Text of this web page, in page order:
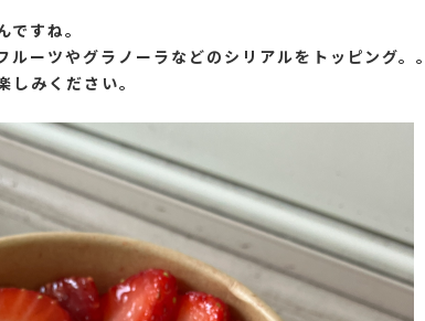
すね。
ーツやグラノーラなどのシリアルをトッピング。。
みください。